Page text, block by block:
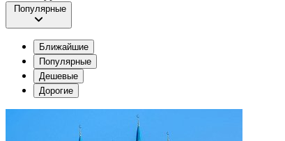
Популярные
Ближайшие
Популярные
Дешевые
Дорогие